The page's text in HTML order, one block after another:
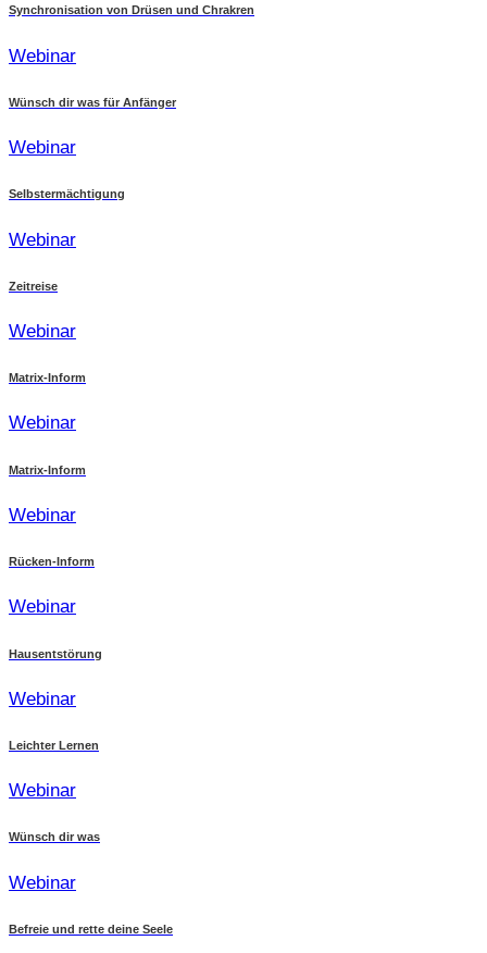
Synchronisation von Drüsen und Chrakren
Webinar
Wünsch dir was für Anfänger
Webinar
Selbstermächtigung
Webinar
Zeitreise
Webinar
Matrix-Inform
Webinar
Matrix-Inform
Webinar
Rücken-Inform
Webinar
Hausentstörung
Webinar
Leichter Lernen
Webinar
Wünsch dir was
Webinar
Befreie und rette deine Seele